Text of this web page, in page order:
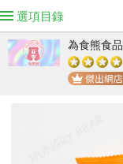
選項目錄
為食熊食品